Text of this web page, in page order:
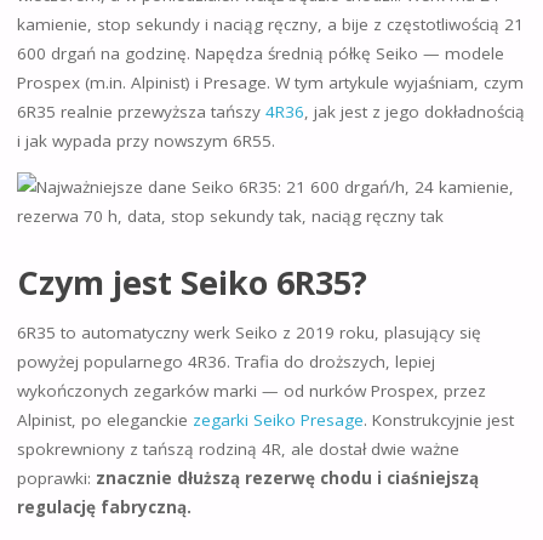
kamienie, stop sekundy i naciąg ręczny, a bije z częstotliwością 21
600 drgań na godzinę. Napędza średnią półkę Seiko — modele
Prospex (m.in. Alpinist) i Presage. W tym artykule wyjaśniam, czym
6R35 realnie przewyższa tańszy 4R36, jak jest z jego dokładnością
i jak wypada przy nowszym 6R55.
Czym jest Seiko 6R35?
6R35 to automatyczny werk Seiko z 2019 roku, plasujący się
powyżej popularnego 4R36. Trafia do droższych, lepiej
wykończonych zegarków marki — od nurków Prospex, przez
Alpinist, po eleganckie zegarki Seiko Presage. Konstrukcyjnie jest
spokrewniony z tańszą rodziną 4R, ale dostał dwie ważne
poprawki: znacznie dłuższą rezerwę chodu i ciaśniejszą
regulację fabryczną.